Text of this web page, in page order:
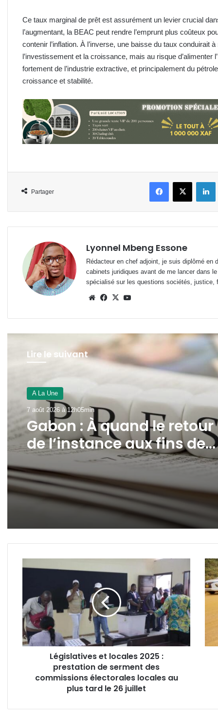
Ce taux marginal de prêt est assurément un levier crucial
l’augmentant, la BEAC peut rendre l’emprunt plus coûteux
contenir l’inflation. À l’inverse, une baisse du taux conduirait
l’investissement et la croissance, mais au risque d’alimenter
fortement de l’industrie extractive, et principalement du
croissance et stabilité.
Partager
FacebookX
Lyonnel Mbeng Essone
Rédacteur en chef adjoint, je suis diplômé
cabinets juridiques avant de me lancer dans
spécialisé sur les questions sociétés,
WebsiteFacebook
X
Lire le suivant
A La Une
7 août 2026 à 12h00min
Panthères du Gabon : duo
Migné-Giresse, déjà la fin
de la gabonisation ?
:
prestation
de
serment
des
commissions
locales
Législatives et locales 2025 :
prestation de serment des
commissions électorales locales au
plus tard le 26 juillet
:
les